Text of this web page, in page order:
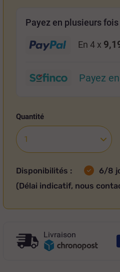
Payez en plusieurs fois
En 4 x
Payez
Quantité
Disponibilités :
6/8
(Délai indicatif, nous
Livraison